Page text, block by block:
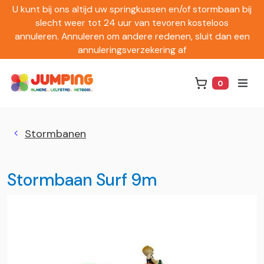
U kunt bij ons altijd uw springkussen en/of stormbaan bij
slecht weer tot 24 uur van tevoren kosteloos
annuleren. Annuleren om andere redenen, sluit dan een
annuleringsverzekering af
0
Stormbanen
Stormbaan Surf 9m